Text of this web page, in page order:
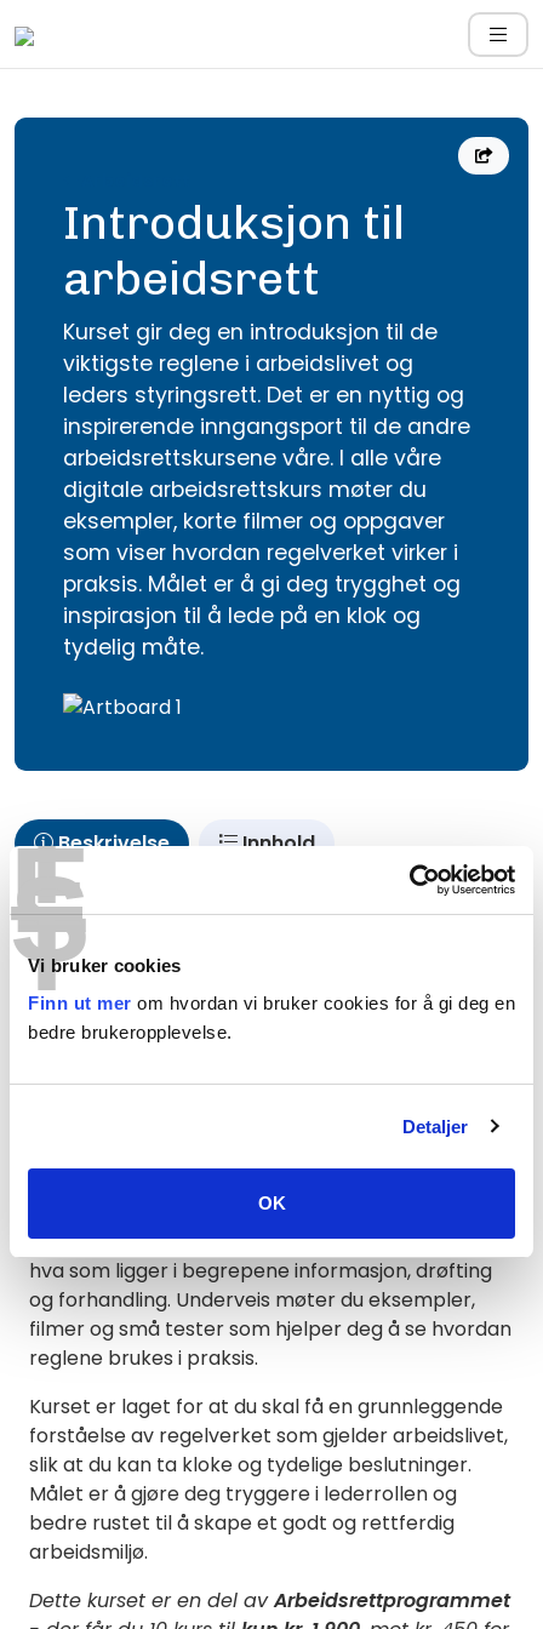
T
E
S
T
Vi bruker cookies
Finn ut mer om hvordan vi bruker cookies for å gi deg en
bedre brukeropplevelse.
Detaljer
OK
Introduksjon til
arbeidsrett
Kurset gir deg en introduksjon til de
viktigste reglene i arbeidslivet og
leders styringsrett. Det er en nyttig og
inspirerende inngangsport til de andre
arbeidsrettskursene våre. I alle våre
digitale arbeidsrettskurs møter du
eksempler, korte filmer og oppgaver
som viser hvordan regelverket virker i
praksis. Målet er å gi deg trygghet og
inspirasjon til å lede på en klok og
tydelig måte.
Beskrivelse Innhold
Som leder har du et stort ansvar for både
arbeidsmiljø og medarbeidere. Dette kurset er
som gjør at du kan håndtere vanlige situasjoner på
jobben på en trygg og ryddig måte.
Vi skal se nærmere på de viktigste prinsippene i
arbeidsmiljøloven, styringsretten, stillingsvern, og
hva som ligger i begrepene informasjon, drøfting
og forhandling. Underveis møter du eksempler,
filmer og små tester som hjelper deg å se hvordan
reglene brukes i praksis.
Kurset er laget for at du skal få en grunnleggende
forståelse av regelverket som gjelder arbeidslivet,
slik at du kan ta kloke og tydelige beslutninger.
Målet er å gjøre deg tryggere i lederrollen og
bedre rustet til å skape et godt og rettferdig
arbeidsmiljø.
Dette kurset er en del avArbeidsrettprogrammet